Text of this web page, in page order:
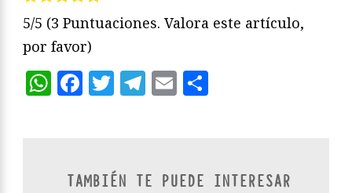
5/5 (3 Puntuaciones. Valora este artículo,
por favor)
WhatsApp
Facebook
Twitter
Telegram
Email
TAMBIÉN TE PUEDE INTERESAR